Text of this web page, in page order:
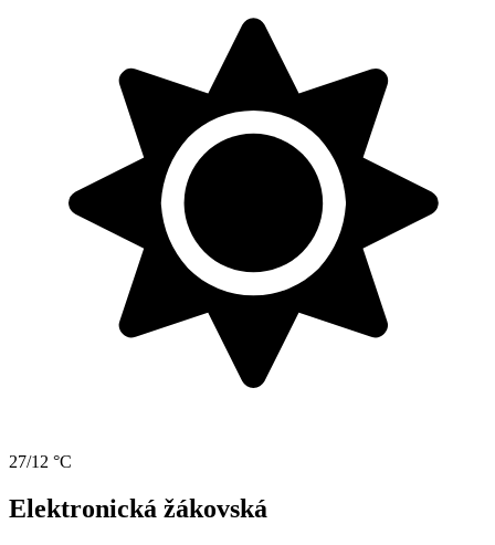
27/12 °C
Elektronická žákovská